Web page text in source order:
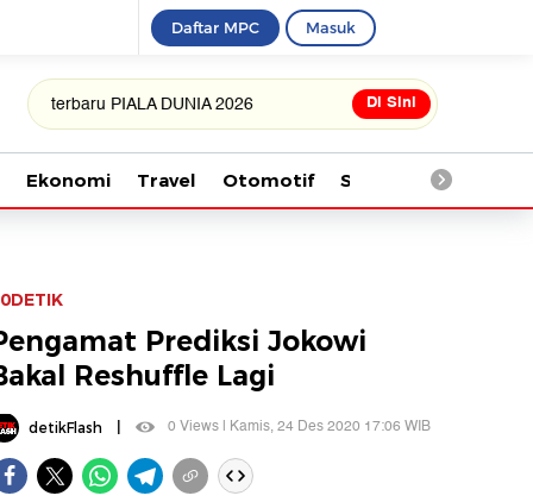
Daftar MPC Masuk
PIALA DUNIA 2026 Di Sini
Ekonomi Travel Otomotif Saintek
Prediksi Jokowi
Reshuffle Lagi
detikFlash| 0 Views | Kamis, 24 Des 2020 17:06 WIB